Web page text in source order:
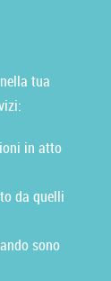
tua
in atto
da quelli
sono